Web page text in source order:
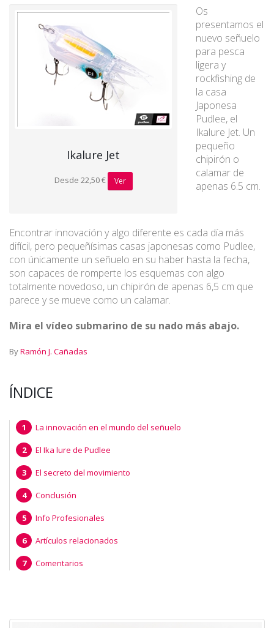
Ikalure Jet
Desde 22,50 € Ver
Os
presentamos el
nuevo señuelo
para pesca
ligera y
rockfishing de
la casa
Japonesa
Pudlee, el
Ikalure Jet. Un
pequeño
chipirón o
calamar de
apenas 6.5 cm.
Encontrar innovación y algo diferente es cada día más
difícil, pero pequeñísimas casas japonesas como Pudlee,
con únicamente un señuelo en su haber hasta la fecha,
son capaces de romperte los esquemas con algo
totalmente novedoso, un chipirón de apenas 6,5 cm que
parece y se mueve como un calamar.
Mira el vídeo submarino de su nado más abajo.
ByRamón J. Cañadas
ÍNDICE
La innovación en el mundo del señuelo
El Ika lure de Pudlee
El secreto del movimiento
Conclusión
Info Profesionales
Artículos relacionados
Comentarios